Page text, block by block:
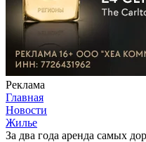
Реклама
Главная
Новости
Жилье
За два года аренда самых